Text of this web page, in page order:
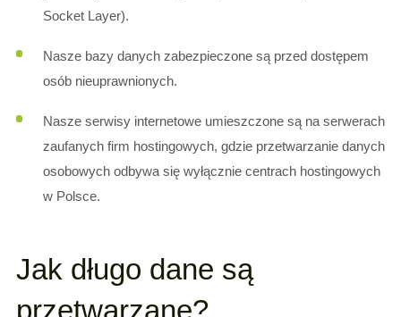
Socket Layer).
Nasze bazy danych zabezpieczone są przed dostępem
osób nieuprawnionych.
Nasze serwisy internetowe umieszczone są na serwerach
zaufanych firm hostingowych, gdzie przetwarzanie danych
osobowych odbywa się wyłącznie centrach hostingowych
w Polsce.
Jak długo dane są
przetwarzane?